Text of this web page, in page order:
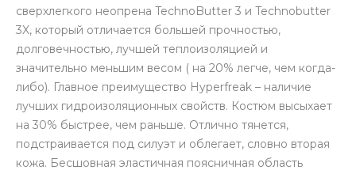
сверхлегкого неопрена TechnoButter 3 и Technobutter
3X, который отличается большей прочностью,
долговечностью, лучшей теплоизоляцией и
значительно меньшим весом ( на 20% легче, чем когда-
либо). Главное преимущество Hyperfreak – наличие
лучших гидроизоляционных свойств. Костюм высыхает
на 30% быстрее, чем раньше. Отлично тянется,
подстраивается под силуэт и облегает, словно вторая
кожа. Бесшовная эластичная поясничная область